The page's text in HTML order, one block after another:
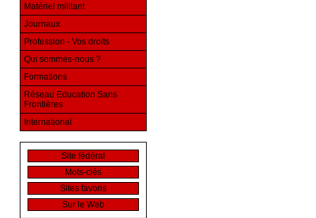
Matériel militant
Journaux
Profession - Vos droits
Qui sommes-nous ?
Formations
Réseau Education Sans
Frontières
International
Site fédéral
Mots-clés
Sites favoris
Sur le Web